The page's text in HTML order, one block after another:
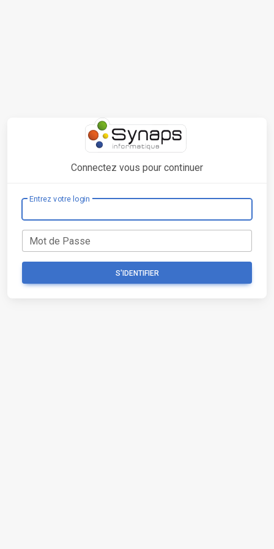
Connectez vous pour continuer
Entrez votre login
Mot de Passe
S'IDENTIFIER